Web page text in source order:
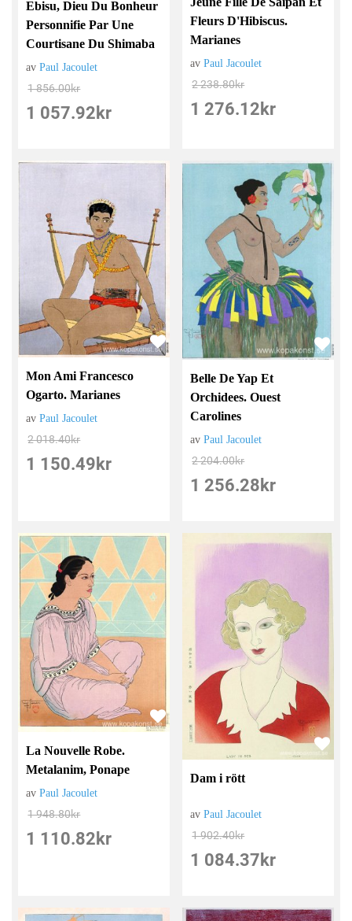
Ebisu, Dieu Du Bonheur
Personnifie Par Une
Courtisane Du Shimaba
avPaul Jacoulet
1 856.00kr
1 057.92 kr
Fleurs D'Hibiscus.
Marianes
avPaul Jacoulet
2 238.80kr
1 276.12 kr
Mon Ami Francesco
Ogarto. Marianes
avPaul Jacoulet
2 018.40kr
1 150.49 kr
Belle De Yap Et
Orchidees. Ouest
Carolines
avPaul Jacoulet
2 204.00kr
1 256.28 kr
La Nouvelle Robe.
Metalanim, Ponape
avPaul Jacoulet
1 948.80kr
1 110.82 kr
Dam i rött
avPaul Jacoulet
1 902.40kr
1 084.37 kr